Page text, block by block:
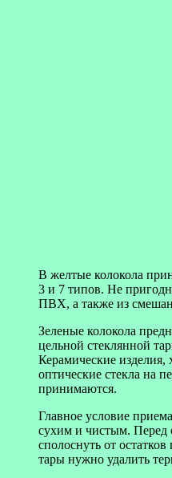
В желтые колокола
3 и 7 типов. Не
ПВХ, а также из
Зеленые колокола
цельной стеклянной
Керамические изделия,
оптические стекла на
принимаются.
Главное условие
сухим и чистым. Перед
сполоснуть от
тары нужно удалить